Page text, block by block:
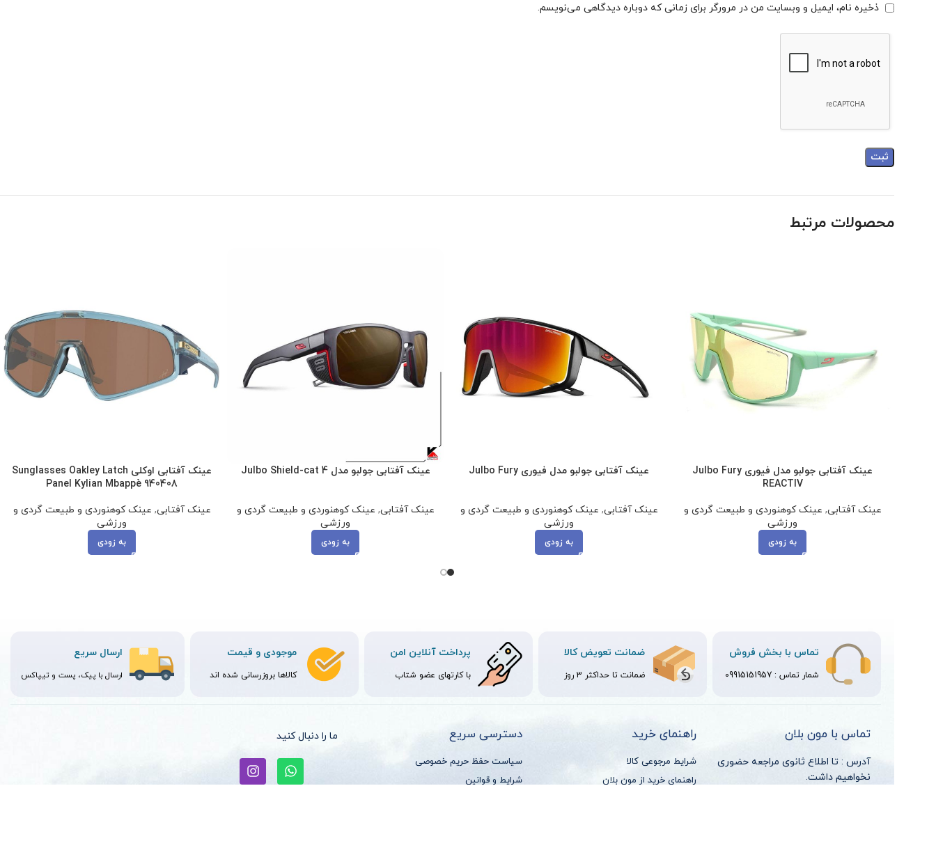
ذخیره نام، ایمیل و وبسایت من در مرورگر برای زمانی که دوباره دیدگاهی می‌نویسم.
محصولات مرتبط
عینک آفتابی جولبو مدل فیوری Julbo Fury
REACTIV
عینک آفتابی, عینک کوهنوردی و طبیعت گردی و
ورزشی
به زودی
عینک آفتابی جولبو مدل فیوری Julbo Fury
عینک آفتابی, عینک کوهنوردی و طبیعت گردی و
ورزشی
به زودی
عینک آفتابی جولبو مدل Julbo Shield-cat 4
عینک آفتابی, عینک کوهنوردی و طبیعت گردی و
ورزشی
به زودی
عینک آفتابی اوکلی Sunglasses Oakley Latch
Panel Kylian Mbappè 940408
عینک آفتابی, عینک کوهنوردی و طبیعت گردی و
ورزشی
به زودی
تماس با بخش فروش
شمار تماس : 09915151957
ضمانت تعویض کالا
ضمانت تا حداکثر 3 روز
پرداخت آنلاین امن
با کارتهای عضو شتاب
موجودی و قیمت
کالاها بروزرسانی شده اند
ارسال سریع
ارسال با پیک، پست و تیپاکس
تماس با مون بلان
آدرس : تا اطلاع ثانوی مراجعه حضوری
نخواهیم داشت.
راهنمای خرید
شرایط مرجوعی کالا
راهنمای خرید از مون بلان
دسترسی سریع
سیاست حفظ حریم خصوصی
شرایط و قوانین
ما را دنبال کنید